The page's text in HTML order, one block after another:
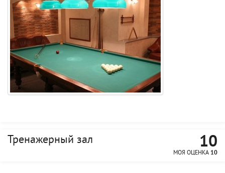
Тренажерный зал 10
МОЯ ОЦЕНКА 10